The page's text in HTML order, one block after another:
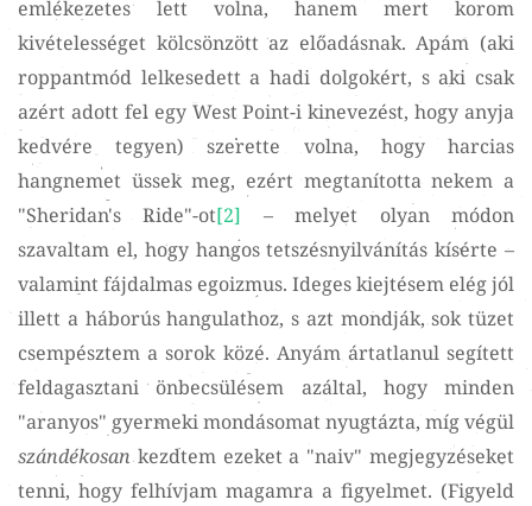
emlékezetes lett volna, hanem mert korom
kivételességet kölcsönzött az előadásnak. Apám (aki
roppantmód lelkesedett a hadi dolgokért, s aki csak
azért adott fel egy West Point-i kinevezést, hogy anyja
kedvére tegyen) szerette volna, hogy harcias
hangnemet üssek meg, ezért megtanította nekem a
"Sheridan's Ride"-ot[2] – melyet olyan módon
szavaltam el, hogy hangos tetszésnyilvánítás kísérte –
valamint fájdalmas egoizmus. Ideges kiejtésem elég jól
illett a háborús hangulathoz, s azt mondják, sok tüzet
csempésztem a sorok közé. Anyám ártatlanul segített
feldagasztani önbecsülésem azáltal, hogy minden
"aranyos" gyermeki mondásomat nyugtázta, míg végül
szándékosankezdtem ezeket a "naiv" megjegyzéseket
tenni, hogy felhívjam magamra a figyelmet. (Figyeld